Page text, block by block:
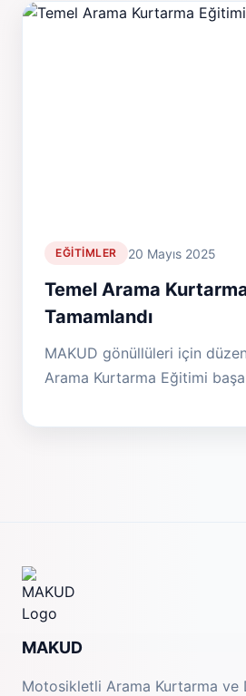
EĞITIMLER 20 Mayıs 2025
Temel Arama
Tamamlandı
MAKUD gönüllüleri için
Arama Kurtarma Eğitimi
MAKUD
Motosikletli Arama Kurtarma ve